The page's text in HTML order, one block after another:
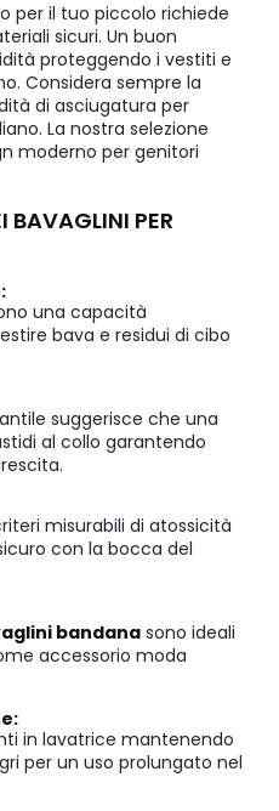
per il tuo piccolo richiede
sicuri. Un buon
proteggendo i vestiti e
Considera sempre la
di asciugatura per
La nostra selezione
moderno per genitori
BAVAGLINI PER
una capacità
bava e residui di cibo
suggerisce che una
al collo garantendo
misurabili di atossicità
con la bocca del
bandanasono ideali
accessorio moda
in lavatrice mantenendo
per un uso prolungato nel